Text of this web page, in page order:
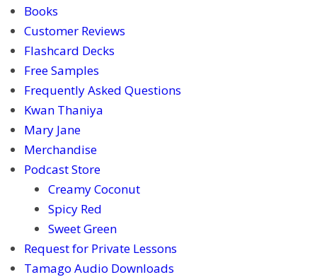
Books
Customer Reviews
Flashcard Decks
Free Samples
Frequently Asked Questions
Kwan Thaniya
Mary Jane
Merchandise
Podcast Store
Creamy Coconut
Spicy Red
Sweet Green
Request for Private Lessons
Tamago Audio Downloads